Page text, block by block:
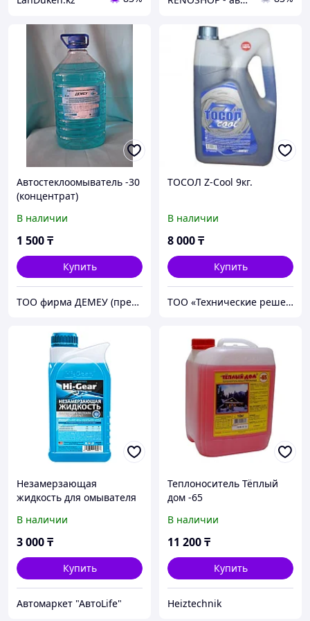
Автостеклоомыватель -30
(концентрат)
В наличии
1 500₸
Купить
ТОО фирма ДЕМЕУ (представитель)
ТОСОЛ Z-Cool 9кг.
В наличии
8 000₸
Купить
ТОО «Технические решения»
Незамерзающая
жидкость для омывателя
°C) 946ml
В наличии
3 000₸
Купить
Автомаркет "АвтоLife"
Теплоноситель Тёплый
дом -65
В наличии
11 200₸
Купить
Heiztechnik